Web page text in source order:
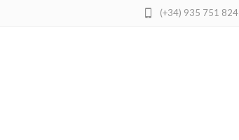
(+34) 935 751 824